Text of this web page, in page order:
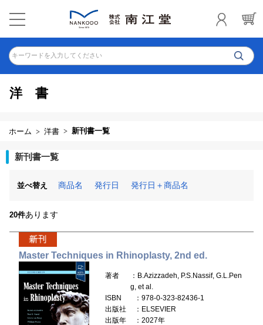
キーワードを入力してください
洋 書
ホーム 洋書 新刊書一覧
新刊書一覧
並べ替え 商品名 発行日 発行日＋商品名
20件あります
Master Techniques in Rhinoplasty, 2nd ed.
著者
：B.Azizzadeh, P.S.Nassif, G.L.Pen
g, et al.
ISBN
：978-0-323-82436-1
出版社
：ELSEVIER
出版年
：2027年